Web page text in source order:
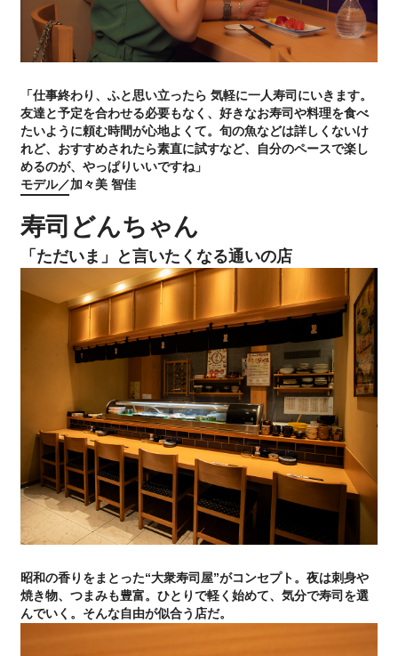
「仕事終わり、ふと思い立ったら 気軽に一人寿司にいきます。
友達と予定を合わせる必要もなく、好きなお寿司や料理を食べ
たいように頼む時間が心地よくて。旬の魚などは詳しくないけ
れど、おすすめされたら素直に試すなど、自分のペースで楽し
めるのが、やっぱりいいですね」
モデル／加々美 智佳
寿司どんちゃん
「ただいま」と言いたくなる通いの店
昭和の香りをまとった“大衆寿司屋”がコンセプト。夜は刺身や
焼き物、つまみも豊富。ひとりで軽く始めて、気分で寿司を選
んでいく。そんな自由が似合う店だ。